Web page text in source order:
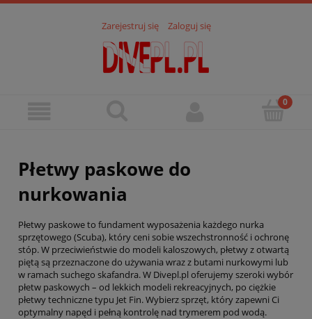
Zarejestruj się Zaloguj się
Płetwy paskowe do
nurkowania
Płetwy paskowe to fundament wyposażenia każdego nurka
sprzętowego (Scuba), który ceni sobie wszechstronność i ochronę
stóp. W przeciwieństwie do modeli kaloszowych, płetwy z otwartą
piętą są przeznaczone do używania wraz z butami nurkowymi lub
w ramach suchego skafandra. W Divepl.pl oferujemy szeroki wybór
płetw paskowych – od lekkich modeli rekreacyjnych, po ciężkie
płetwy techniczne typu Jet Fin. Wybierz sprzęt, który zapewni Ci
optymalny napęd i pełną kontrolę nad trymerem pod wodą.